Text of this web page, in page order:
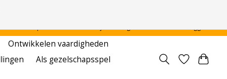
Ontwikkelen vaardigheden
Als gezelschapsspel